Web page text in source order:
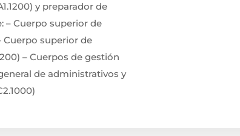
y preparador de
– Cuerpo superior de
Cuerpo superior de
– Cuerpos de gestión
de administrativos y